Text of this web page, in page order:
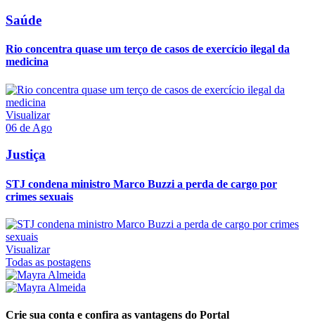
Saúde
Rio concentra quase um terço de casos de exercício ilegal da
medicina
Visualizar
06 de Ago
Justiça
STJ condena ministro Marco Buzzi a perda de cargo por
crimes sexuais
Visualizar
Todas as postagens
Crie sua conta e confira as vantagens do Portal